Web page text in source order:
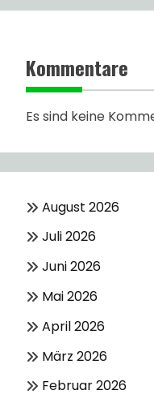
Kommentare
Es sind keine
August 2026
Juli 2026
Juni 2026
Mai 2026
April 2026
März 2026
Februar 2026